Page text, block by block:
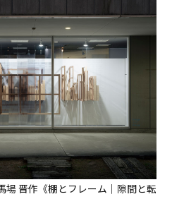
場 晋作《棚とフレーム｜隙間と転